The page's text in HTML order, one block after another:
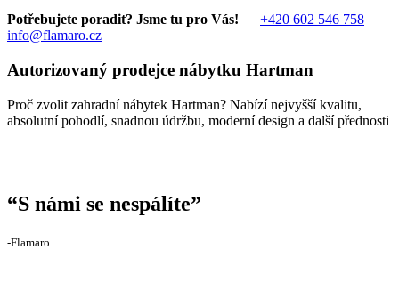
Potřebujete poradit? Jsme tu pro Vás!
+420 602 546 758
info@flamaro.cz
Autorizovaný prodejce nábytku Hartman
Proč zvolit zahradní nábytek Hartman? Nabízí nejvyšší kvalitu,
absolutní pohodlí, snadnou údržbu, moderní design a další přednosti
“S námi se nespálíte”
‐Flamaro